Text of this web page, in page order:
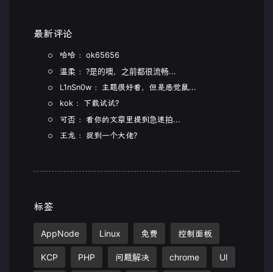
最新评论
哈哈 ：ok65656
温柔 ：?是的噢，之前都很流畅...
L1nSn0w ：主题很好看，但是感觉鼠...
kok ：下载试试?
可否 ：看你的文章里提到急速拍...
王龙 ：捉到一个大佬?
标签
AppNode Linux 免费 控制面板
KCP PHP 问题解决 chrome UI